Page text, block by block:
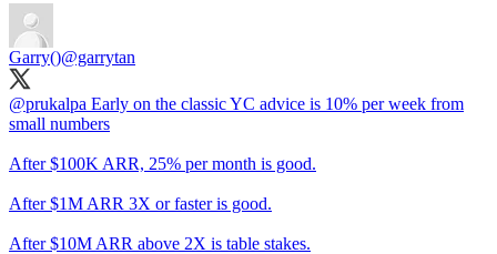
Garry()@garrytan
@prukalpa Early on the classic YC advice is 10% per week from
small numbers
After $100K ARR, 25% per month is good.
After $1M ARR 3X or faster is good.
After $10M ARR above 2X is table stakes.